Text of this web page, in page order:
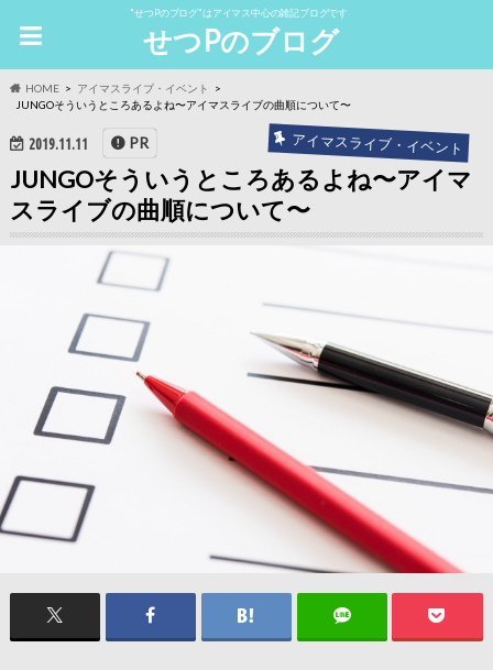
"せつPのブログ"はアイマス中心の雑記ブログです
せつPのブログ
HOME
アイマスライブ・イベント
JUNGOそういうところあるよね〜アイマスライブの曲順について〜
2019.11.11 アイマスライブ・イベント
PR
JUNGOそういうところあるよね〜アイマ
スライブの曲順について〜